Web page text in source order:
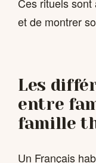
et de montrer
Les
entre
famille
Un Français